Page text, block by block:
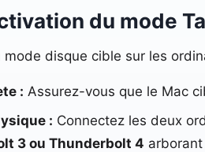
du mode
disque cible sur les
: Assurez-vous que le Mac
: Connectez les deux
3 ou Thunderbolt 4